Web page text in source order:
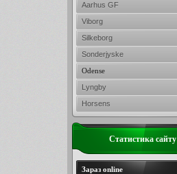
Aarhus GF
Viborg
Silkeborg
Sonderjyske
Odense
Lyngby
Horsens
Статистика сайту
Зараз online